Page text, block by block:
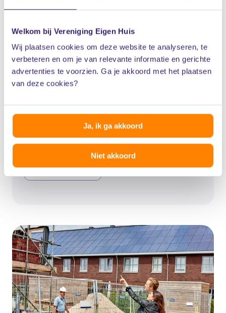
Welkom bij Vereniging Eigen Huis
Wij plaatsen cookies om deze website te analyseren, te
verbeteren en om je van relevante informatie en gerichte
advertenties te voorzien. Ga je akkoord met het plaatsen
van deze cookies?
Ja, ik ga akkoord
Niet akkoord
Koopwijzer nieuwbouw
Van plan een nieuwbouwhuis te kopen? Ontvang
iedere maand informatie en tips in je mailbox.
Meld je aan